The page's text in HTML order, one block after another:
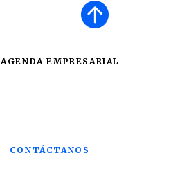
AGENDA EMPRESARIAL
CONTÁCTANOS